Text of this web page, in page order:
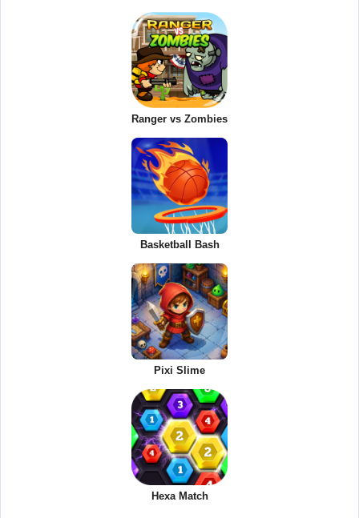
Ranger vs Zombies
Basketball Bash
Pixi Slime
Hexa Match